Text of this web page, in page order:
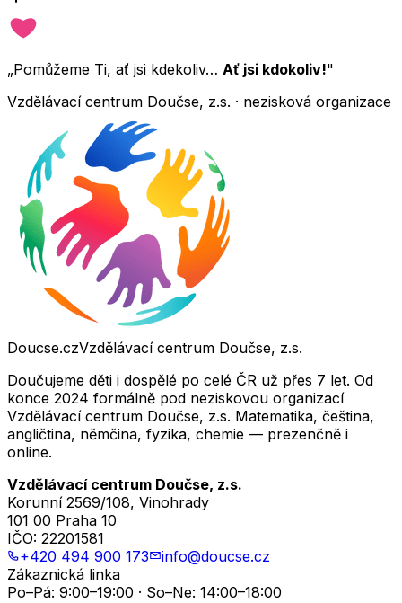
„Pomůžeme Ti, ať jsi kdekoliv… Ať jsi kdokoliv!"
Vzdělávací centrum Doučse, z.s. · nezisková organizace
Doucse.czVzdělávací centrum Doučse, z.s.
Doučujeme děti i dospělé po celé ČR už přes 7 let. Od
konce 2024 formálně pod neziskovou organizací
Vzdělávací centrum Doučse, z.s. Matematika, čeština,
angličtina, němčina, fyzika, chemie — prezenčně i
online.
Vzdělávací centrum Doučse, z.s.
Korunní 2569/108, Vinohrady
101 00 Praha 10
IČO: 22201581
+420 494 900 173
info@doucse.cz
Zákaznická linka
Po–Pá: 9:00–19:00 · So–Ne: 14:00–18:00